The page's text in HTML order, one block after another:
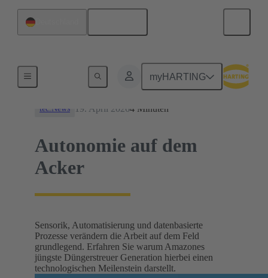
myHARTING
tec.News 19. April 20264 Minuten
Autonomie auf dem
Acker
Sensorik, Automatisierung und datenbasierte
Prozesse verändern die Arbeit auf dem Feld
grundlegend. Erfahren Sie warum Amazones
jüngste Düngerstreuer Generation hierbei einen
technologischen Meilenstein darstellt.